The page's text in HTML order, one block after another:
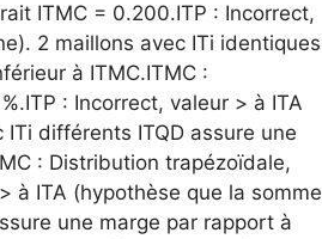
ITMC = 0.200.ITP : Incorrect,
2 maillons avec ITi identiques
à ITMC.ITMC :
: Incorrect, valeur > à ITA
différents ITQD assure une
: Distribution trapézoïdale,
à ITA (hypothèse que la somme
une marge par rapport à